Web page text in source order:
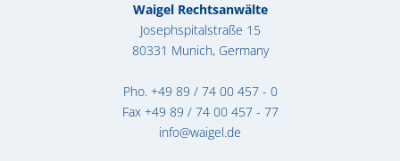
Waigel Rechtsanwälte
Josephspitalstraße 15
80331 Munich, Germany
Pho. +49 89 / 74 00 457 - 0
Fax +49 89 / 74 00 457 - 77
info@waigel.de